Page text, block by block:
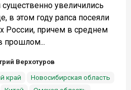
увеличились
в этом году рапса посеяли
России, причем в среднем
прошлом...
Верхотуров
край
Новосибирская область